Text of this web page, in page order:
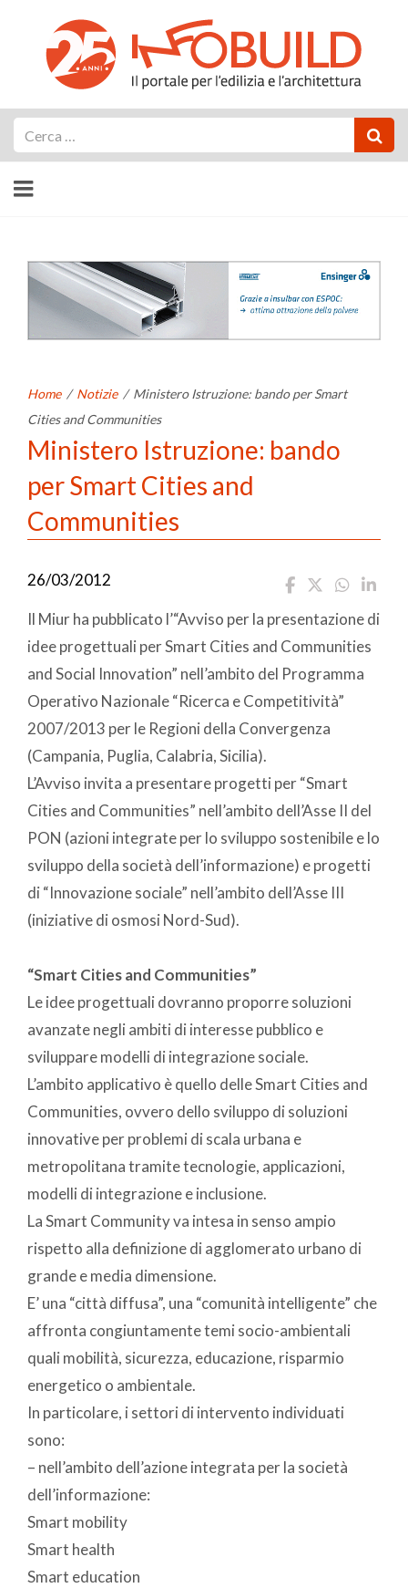
Home / Notizie / Ministero Istruzione: bando per Smart
Cities and Communities
Ministero Istruzione: bando
per Smart Cities and
Communities
26/03/2012
Il Miur ha pubblicato l’“Avviso per la presentazione di
idee progettuali per Smart Cities and Communities
and Social Innovation” nell’ambito del Programma
Operativo Nazionale “Ricerca e Competitività”
2007/2013 per le Regioni della Convergenza
(Campania, Puglia, Calabria, Sicilia).
L’Avviso invita a presentare progetti per “Smart
Cities and Communities” nell’ambito dell’Asse II del
PON (azioni integrate per lo sviluppo sostenibile e lo
sviluppo della società dell’informazione) e progetti
di “Innovazione sociale” nell’ambito dell’Asse III
(iniziative di osmosi Nord-Sud).
“Smart Cities and Communities”
Le idee progettuali dovranno proporre soluzioni
avanzate negli ambiti di interesse pubblico e
sviluppare modelli di integrazione sociale.
L’ambito applicativo è quello delle Smart Cities and
Communities, ovvero dello sviluppo di soluzioni
innovative per problemi di scala urbana e
metropolitana tramite tecnologie, applicazioni,
modelli di integrazione e inclusione.
La Smart Community va intesa in senso ampio
rispetto alla definizione di agglomerato urbano di
grande e media dimensione.
E’ una “città diffusa”, una “comunità intelligente” che
affronta congiuntamente temi socio-ambientali
quali mobilità, sicurezza, educazione, risparmio
energetico o ambientale.
In particolare, i settori di intervento individuati
sono:
– nell’ambito dell’azione integrata per la società
dell’informazione:
Smart mobility
Smart health
Smart education